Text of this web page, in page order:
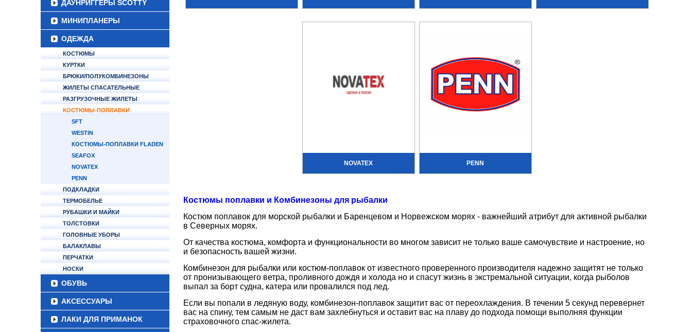
ДАУНРИГГЕРЫ SCOTTY
МИНИПЛАНЕРЫ
ОДЕЖДА
КОСТЮМЫ
КУРТКИ
БРЮКИ/ПОЛУКОМБИНЕЗОНЫ
ЖИЛЕТЫ СПАСАТЕЛЬНЫЕ
РАЗГРУЗОЧНЫЕ ЖИЛЕТЫ
КОСТЮМЫ-ПОПЛАВКИ
SFT
WESTIN
КОСТЮМЫ-ПОПЛАВКИ FLADEN
SEAFOX
NOVATEX
PENN
ПОДКЛАДКИ
ТЕРМОБЕЛЬЕ
РУБАШКИ И МАЙКИ
ТОЛСТОВКИ
ГОЛОВНЫЕ УБОРЫ
БАЛАКЛАВЫ
ПЕРЧАТКИ
НОСКИ
ОБУВЬ
АКСЕССУАРЫ
ЛАКИ ДЛЯ ПРИМАНОК
NOVATEX PENN
Костюмы поплавки и Комбинезоны для рыбалки
Костюм поплавок для морской рыбалки и Баренцевом и Норвежском морях - важнейший атрибут для активной рыбалки
в Северных морях.
От качества костюма, комфорта и функциональности во многом зависит не только ваше самочувствие и настроение, но
и безопасность вашей жизни.
Комбинезон для рыбалки или костюм-поплавок от известного проверенного производителя надежно защитят не только
от пронизывающего ветра, проливного дождя и холода но и спасут жизнь в экстремальной ситуации, когда рыболов
выпал за борт судна, катера или провалился под лед.
Если вы попали в ледяную воду, комбинезон-поплавок защитит вас от переохлаждения. В течении 5 секунд перевернет
вас на спину, тем самым не даст вам захлебнуться и оставит вас на плаву до подхода помощи выполняя функции
страховочного спас-жилета.